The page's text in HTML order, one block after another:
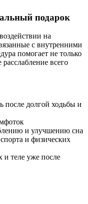
подарок
на
с внутренними
помогает не только
всего
после долгой ходьбы и
и улучшению сна
и физических
и теле уже после